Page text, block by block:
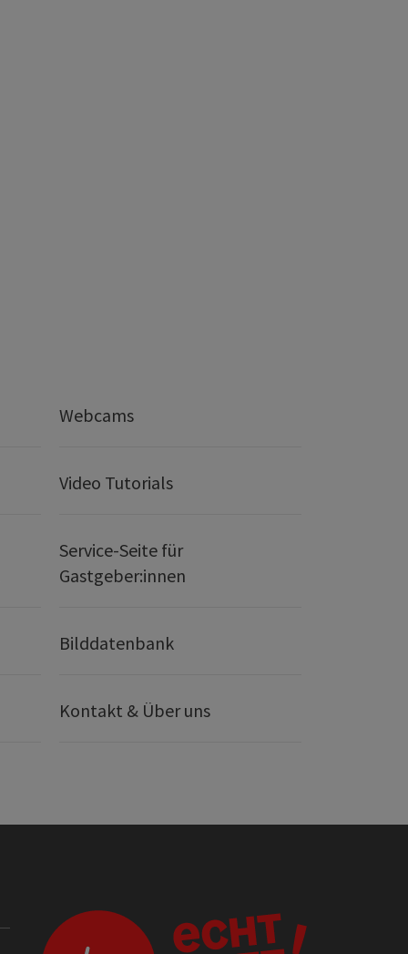
Webcams
Video Tutorials
Service-Seite für
Gastgeber:innen
Bilddatenbank
Kontakt & Über uns